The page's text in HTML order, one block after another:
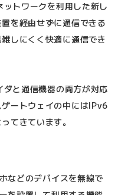
トワークを利用した新し
を経由せずに通信できる
しにくく快適に通信でき
と通信機器の両方が対応
ートウェイの中にはIPv6
てきています。
などのデバイスを無線で